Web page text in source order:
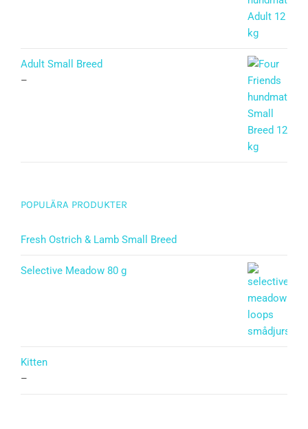
Adult Small Breed
–
POPULÄRA PRODUKTER
Fresh Ostrich & Lamb Small Breed
Selective Meadow 80 g
Kitten
–